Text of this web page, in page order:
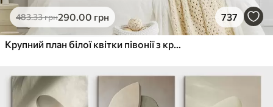
483.33грн290.00 грн 737
Крупний план білої квітки півонії з крапельками води на пелюстках на розмитому фоні